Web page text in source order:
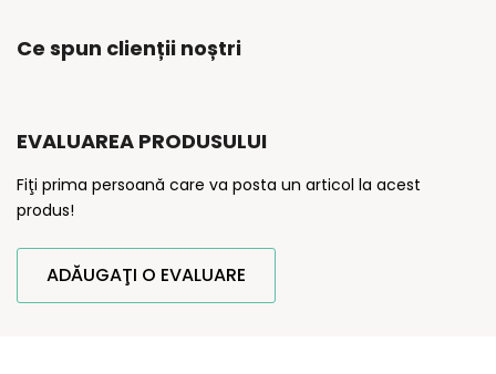
Ce spun clienții noștri
EVALUAREA PRODUSULUI
Fiţi prima persoană care va posta un articol la acest
produs!
ADĂUGAŢI O EVALUARE